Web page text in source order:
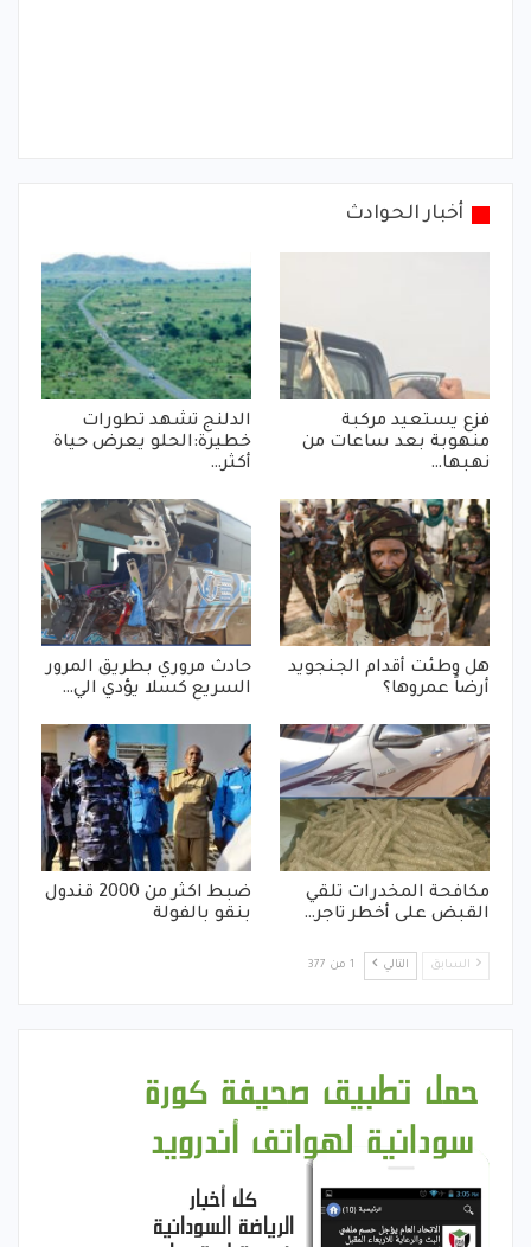
أخبار الحوادث
فزع يستعيد مركبة
منهوبة بعد ساعات من
نهبها…
الدلنج تشهد تطورات
خطيرة:الحلو يعرض حياة
أكثر…
هل وطئت أقدام الجنجويد
أرضاً عمروها؟
حادث مروري بطريق المرور
السريع كسلا يؤدي الي…
مكافحة المخدرات تلقي
القبض على أخطر تاجر…
ضبط اكثر من 2000 قندول
بنقو بالفولة
السابق التالي 1 من 377